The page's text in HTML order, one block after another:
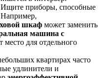
Ищите приборы, способные
Например,
шкаф может заменить
машина с
место для отдельного
квартирах часто
удлинители и